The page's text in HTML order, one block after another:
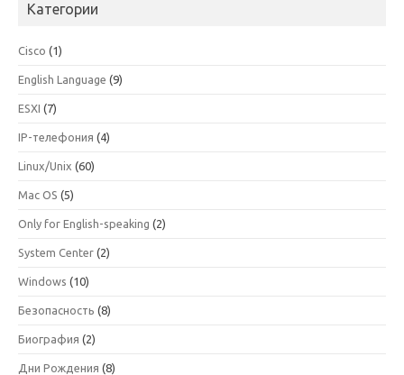
Категории
Cisco (1)
English Language (9)
ESXI (7)
IP-телефония (4)
Linux/Unix (60)
Mac OS (5)
Only for English-speaking (2)
System Center (2)
Windows (10)
Безопасность (8)
Биография (2)
Дни Рождения (8)